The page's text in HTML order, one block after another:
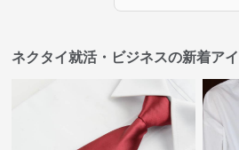
ネクタイ就活・ビジネスの新着ア